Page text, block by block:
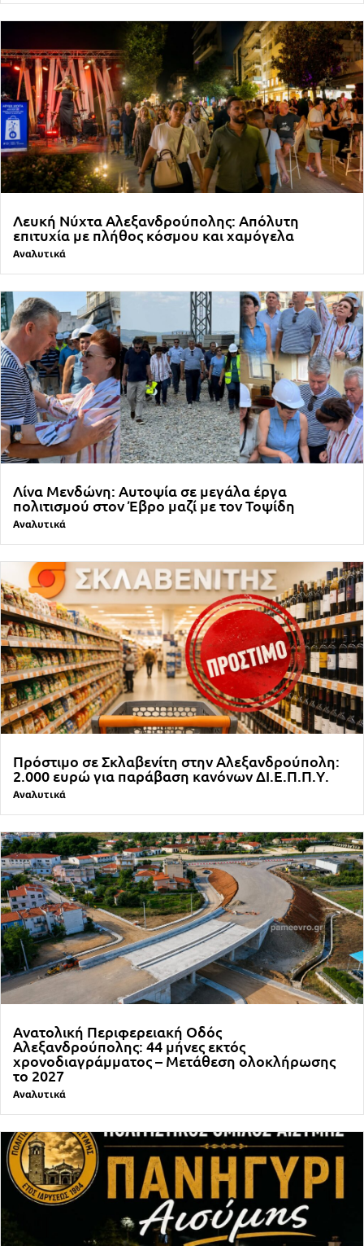
Λευκή Νύχτα Αλεξανδρούπολης: Απόλυτη
επιτυχία με πλήθος κόσμου και χαμόγελα
Αναλυτικά
Λίνα Μενδώνη: Αυτοψία σε μεγάλα έργα
πολιτισμού στον Έβρο μαζί με τον Τοψίδη
Αναλυτικά
Πρόστιμο σε Σκλαβενίτη στην Αλεξανδρούπολη:
2.000 ευρώ για παράβαση κανόνων ΔΙ.Ε.Π.Π.Υ.
Αναλυτικά
Ανατολική Περιφερειακή Οδός
Αλεξανδρούπολης: 44 μήνες εκτός
χρονοδιαγράμματος – Μετάθεση ολοκλήρωσης
το 2027
Αναλυτικά